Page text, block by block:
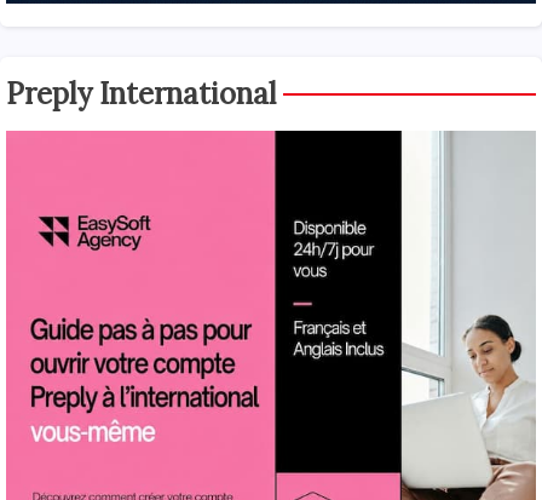
Preply International